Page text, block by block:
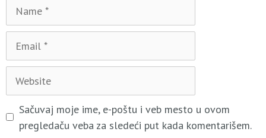
Sačuvaj moje ime, e-poštu i veb mesto u ovom
pregledaču veba za sledeći put kada komentarišem.